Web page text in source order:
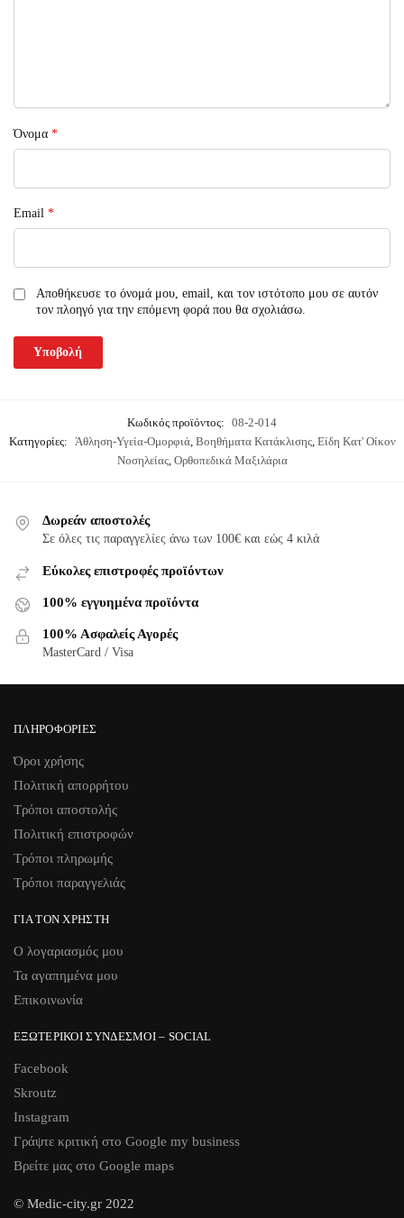
Όνομα *
Email *
Αποθήκευσε το όνομά μου, email, και τον ιστότοπο μου σε αυτόν
τον πλοηγό για την επόμενη φορά που θα σχολιάσω.
Κωδικός προϊόντος: 08-2-014
Κατηγορίες: Άθληση-Υγεία-Ομορφιά, Βοηθήματα Κατάκλισης, Είδη Κατ' Οίκον
Νοσηλείας, Ορθοπεδικά Μαξιλάρια
Δωρεάν αποστολές
Σε όλες τις παραγγελίες άνω των 100€ και εώς 4 κιλά
Εύκολες επιστροφές προϊόντων
100% εγγυημένα προϊόντα
100% Ασφαλείς Αγορές
MasterCard / Visa
ΠΛΗΡΟΦΟΡΊΕΣ
Όροι χρήσης
Πολιτική απορρήτου
Τρόποι αποστολής
Πολιτική επιστροφών
Τρόποι πληρωμής
Τρόποι παραγγελιάς
ΓΙΑ ΤΟΝ ΧΡΉΣΤΗ
Ο λογαριασμός μου
Τα αγαπημένα μου
Επικοινωνία
ΕΞΩΤΕΡΙΚΟΊ ΣΎΝΔΕΣΜΟΙ – SOCIAL
Facebook
Skroutz
Instagram
Γράψτε κριτική στο Google my business
Βρείτε μας στο Google maps
© Medic-city.gr 2022